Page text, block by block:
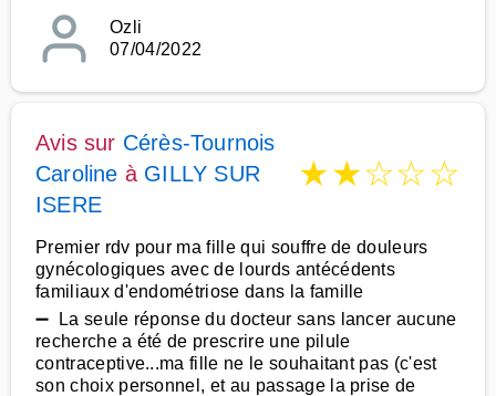
Ozli
07/04/2022
Avis sur Cérès-Tournois
Caroline à GILLY SUR
ISERE
★★☆☆☆
Premier rdv pour ma fille qui souffre de douleurs
gynécologiques avec de lourds antécédents
familiaux d'endométriose dans la famille
➖ La seule réponse du docteur sans lancer aucune
recherche a été de prescrire une pilule
contraceptive...ma fille ne le souhaitant pas (c'est
son choix personnel, et au passage la prise de